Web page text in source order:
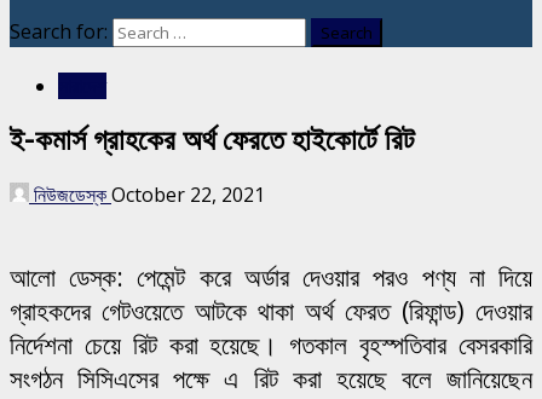
Search for:
ই-কমার্স গ্রাহকের অর্থ ফেরতে হাইকোর্টে রিট
নিউজডেস্কOctober 22, 2021
আলো ডেস্ক: পেমেন্ট করে অর্ডার দেওয়ার পরও পণ্য না দিয়ে
গ্রাহকদের গেটওয়েতে আটকে থাকা অর্থ ফেরত (রিফান্ড) দেওয়ার
নির্দেশনা চেয়ে রিট করা হয়েছে। গতকাল বৃহস্পতিবার বেসরকারি
সংগঠন সিসিএসের পক্ষে এ রিট করা হয়েছে বলে জানিয়েছেন